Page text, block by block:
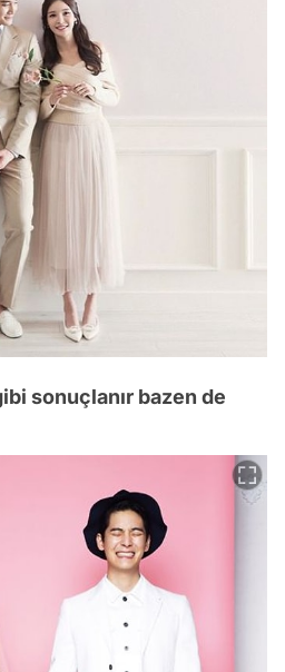
sonuçlanır bazen de